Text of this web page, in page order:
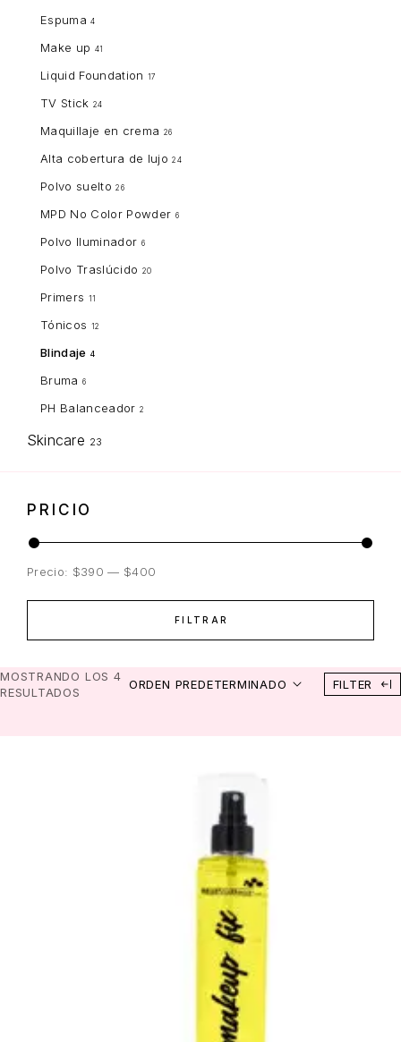
Espuma 4
Make up 41
Liquid Foundation 17
TV Stick 24
Maquillaje en crema 26
Alta cobertura de lujo 24
Polvo suelto 26
MPD No Color Powder 6
Polvo Iluminador 6
Polvo Traslúcido 20
Primers 11
Tónicos 12
Blindaje 4
Bruma 6
PH Balanceador 2
Skincare 23
PRICIO
FILTRAR
Precio: $390 — $400
MOSTRANDO LOS 4
RESULTADOS
ORDEN PREDETERMINADO FILTER